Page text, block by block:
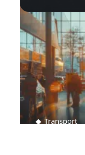
Transport